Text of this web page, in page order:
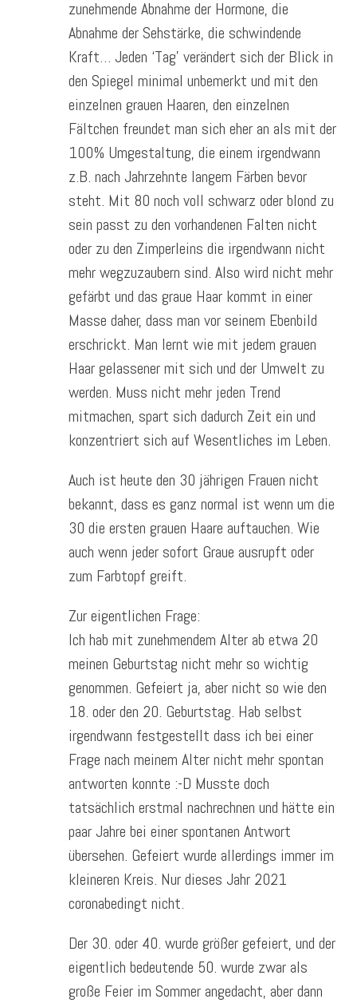
zunehmende Abnahme der Hormone, die
Abnahme der Sehstärke, die schwindende
Kraft… Jeden ‘Tag’ verändert sich der Blick in
den Spiegel minimal unbemerkt und mit den
einzelnen grauen Haaren, den einzelnen
Fältchen freundet man sich eher an als mit der
100% Umgestaltung, die einem irgendwann
z.B. nach Jahrzehnte langem Färben bevor
steht. Mit 80 noch voll schwarz oder blond zu
sein passt zu den vorhandenen Falten nicht
oder zu den Zimperleins die irgendwann nicht
mehr wegzuzaubern sind. Also wird nicht mehr
gefärbt und das graue Haar kommt in einer
Masse daher, dass man vor seinem Ebenbild
erschrickt. Man lernt wie mit jedem grauen
Haar gelassener mit sich und der Umwelt zu
werden. Muss nicht mehr jeden Trend
mitmachen, spart sich dadurch Zeit ein und
konzentriert sich auf Wesentliches im Leben.
Auch ist heute den 30 jährigen Frauen nicht
bekannt, dass es ganz normal ist wenn um die
30 die ersten grauen Haare auftauchen. Wie
auch wenn jeder sofort Graue ausrupft oder
zum Farbtopf greift.
Zur eigentlichen Frage:
Ich hab mit zunehmendem Alter ab etwa 20
meinen Geburtstag nicht mehr so wichtig
genommen. Gefeiert ja, aber nicht so wie den
18. oder den 20. Geburtstag. Hab selbst
irgendwann festgestellt dass ich bei einer
Frage nach meinem Alter nicht mehr spontan
antworten konnte :-D Musste doch
tatsächlich erstmal nachrechnen und hätte ein
paar Jahre bei einer spontanen Antwort
übersehen. Gefeiert wurde allerdings immer im
kleineren Kreis. Nur dieses Jahr 2021
coronabedingt nicht.
Der 30. oder 40. wurde größer gefeiert, und der
eigentlich bedeutende 50. wurde zwar als
große Feier im Sommer angedacht, aber dann